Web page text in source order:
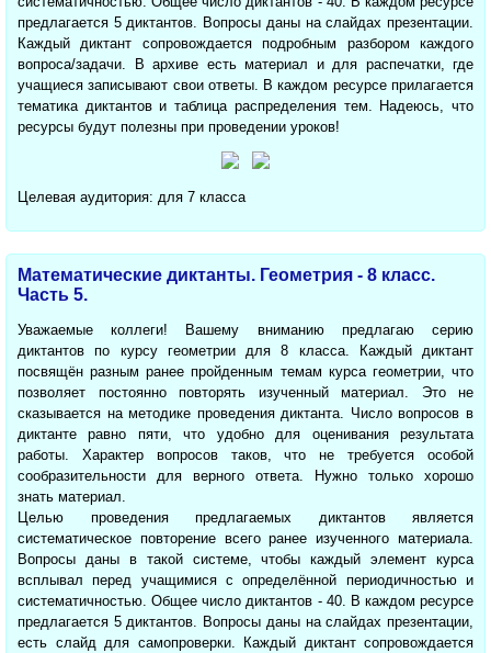
предлагается 5 диктантов. Вопросы даны на слайдах презентации.
Каждый диктант сопровождается подробным разбором каждого
вопроса/задачи. В архиве есть материал и для распечатки, где
учащиеся записывают свои ответы. В каждом ресурсе прилагается
тематика диктантов и таблица распределения тем. Надеюсь, что
ресурсы будут полезны при проведении уроков!
Целевая аудитория: для 7 класса
Математические диктанты. Геометрия - 8 класс.
Часть 5.
Уважаемые коллеги! Вашему вниманию предлагаю серию
диктантов по курсу геометрии для 8 класса. Каждый диктант
посвящён разным ранее пройденным темам курса геометрии, что
позволяет постоянно повторять изученный материал. Это не
сказывается на методике проведения диктанта. Число вопросов в
диктанте равно пяти, что удобно для оценивания результата
работы. Характер вопросов таков, что не требуется особой
сообразительности для верного ответа. Нужно только хорошо
знать материал.
Целью проведения предлагаемых диктантов является
систематическое повторение всего ранее изученного материала.
Вопросы даны в такой системе, чтобы каждый элемент курса
всплывал перед учащимися с определённой периодичностью и
систематичностью. Общее число диктантов - 40. В каждом ресурсе
предлагается 5 диктантов. Вопросы даны на слайдах презентации,
есть слайд для самопроверки. Каждый диктант сопровождается